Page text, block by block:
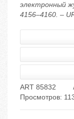
электронный
4156–4160. –
ART 85832
Просмотров: